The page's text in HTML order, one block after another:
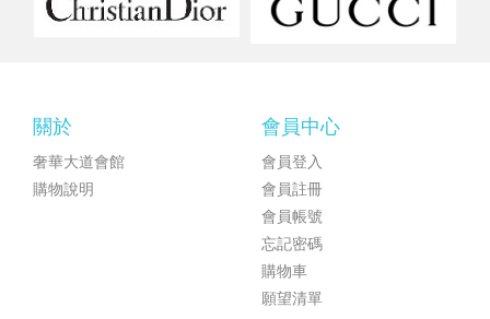
關於
奢華大道會館
購物說明
會員中心
會員登入
會員註冊
會員帳號
忘記密碼
購物車
願望清單